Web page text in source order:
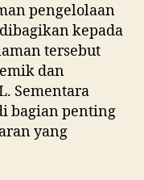
pengelolaan
kepada
tersebut
dan
Sementara
bagian penting
yang